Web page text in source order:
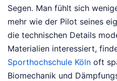
Segen. Man fühlt sich
mehr wie der Pilot seines
die technischen Details
Materialien interessiert,
Sporthochschule Köln oft
Biomechanik und